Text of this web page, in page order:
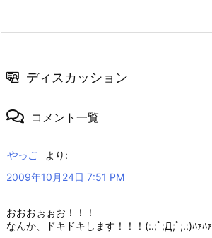
ディスカッション
コメント一覧
やっこ
より:
2009年10月24日 7:51 PM
おおおぉぉお！！！
なんか、ドキドキします！！！(:.;ﾟ;Д;ﾟ;.:)ﾊｧﾊｧ